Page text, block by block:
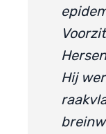
Hij